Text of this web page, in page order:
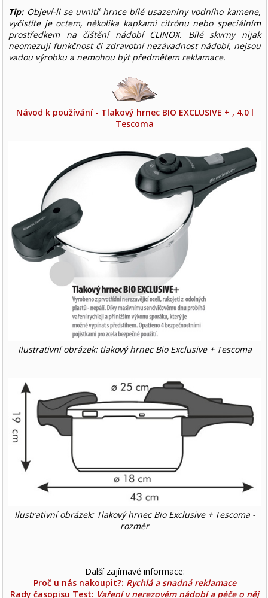
Tip:Objeví-li se uvnitř hrnce bílé usazeniny vodního kamene,
vyčistíte je octem, několika kapkami citrónu nebo speciálním
prostředkem na čištění nádobí CLINOX. Bílé skvrny nijak
neomezují funkčnost či zdravotní nezávadnost nádobí, nejsou
vadou výrobku a nemohou být předmětem reklamace.
Návod k používání - Tlakový hrnec BIO EXCLUSIVE + , 4.0 l
Tescoma
Ilustrativní obrázek: tlakový hrnec Bio Exclusive + Tescoma
Ilustrativní obrázek: Tlakový hrnec Bio Exclusive + Tescoma -
rozměr
Další zajímavé informace:
Proč u nás nakoupit?: Rychlá a snadná reklamace
Rady časopisu Test: Vaření v nerezovém nádobí a péče o něj